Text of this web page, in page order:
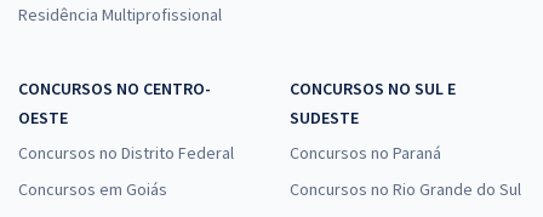
Residência Multiprofissional
CONCURSOS NO CENTRO-
OESTE
Concursos no Distrito Federal
Concursos em Goiás
CONCURSOS NO SUL E
SUDESTE
Concursos no Paraná
Concursos no Rio Grande do Sul